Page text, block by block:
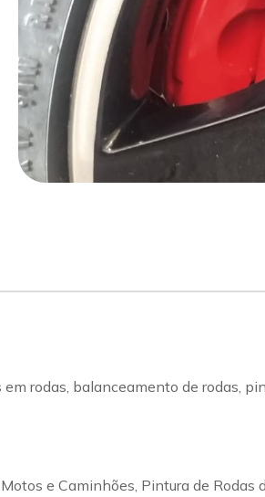
rodas, balanceamento de rodas,
e Caminhões, Pintura de Rodas